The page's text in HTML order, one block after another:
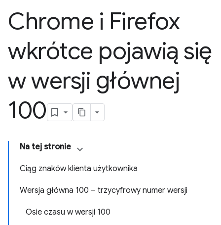
Chrome i Firefox
wkrótce pojawią się
w wersji głównej
100
Na tej stronie
Ciąg znaków klienta użytkownika
Wersja główna 100 – trzycyfrowy numer wersji
Osie czasu w wersji 100